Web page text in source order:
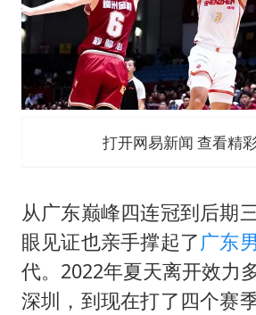
打开网易新闻 查看精
从广东巅峰四连冠到后期
眼见证也亲手撑起了广东
代。2022年夏天离开效力
深圳，到现在打了四个赛